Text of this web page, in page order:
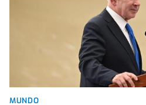
MUNDO